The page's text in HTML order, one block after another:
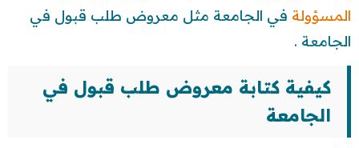
المسؤولة في الجامعة مثل معروض طلب قبول في
الجامعة .
كيفية كتابة معروض طلب قبول في
الجامعة